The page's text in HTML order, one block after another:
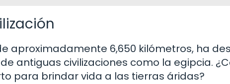
aproximadamente 6,650 kilómetros, ha
antiguas civilizaciones como la egipcia.
para brindar vida a las tierras áridas?